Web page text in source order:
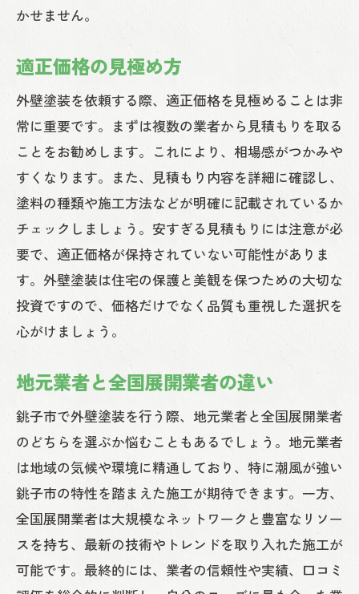
かせません。
適正価格の見極め方
外壁塗装を依頼する際、適正価格を見極めることは非
常に重要です。まずは複数の業者から見積もりを取る
ことをお勧めします。これにより、相場感がつかみや
すくなります。また、見積もり内容を詳細に確認し、
塗料の種類や施工方法などが明確に記載されているか
チェックしましょう。安すぎる見積もりには注意が必
要で、適正価格が保持されていない可能性がありま
す。外壁塗装は住宅の保護と美観を保つための大切な
投資ですので、価格だけでなく品質も重視した選択を
心がけましょう。
地元業者と全国展開業者の違い
銚子市で外壁塗装を行う際、地元業者と全国展開業者
のどちらを選ぶか悩むこともあるでしょう。地元業者
は地域の気候や環境に精通しており、特に潮風が強い
銚子市の特性を踏まえた施工が期待できます。一方、
全国展開業者は大規模なネットワークと豊富なリソー
スを持ち、最新の技術やトレンドを取り入れた施工が
可能です。最終的には、業者の信頼性や実績、口コミ